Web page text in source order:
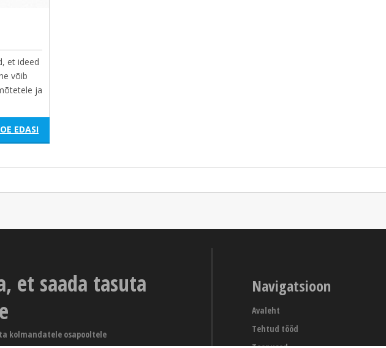
et ideed
võib
ja
EDASI
et saada tasuta
kolmandatele osapooltele
Navigatsioon
Avaleht
Tehtud tööd